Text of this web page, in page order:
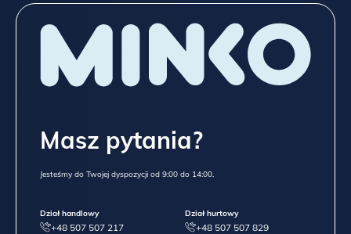
Masz pytania?
Jesteśmy do Twojej dyspozycji od 9:00 do 14:00.
Dział handlowy
+48 507 507 217
Dział hurtowy
+48 507 507 829